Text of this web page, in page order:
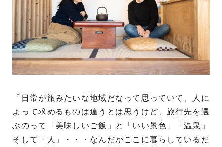
「日常が旅みたいな地域だなって思っていて、人に
よって求めるものは違うとは思うけど、旅行先を選
ぶのって「美味しいご飯」と「いい景色」「温泉」
そして「人」・・・なんだかここに暮らしているだ